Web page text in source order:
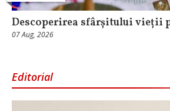
Descoperirea sfârșitului vieții
07 Aug, 2026
Editorial